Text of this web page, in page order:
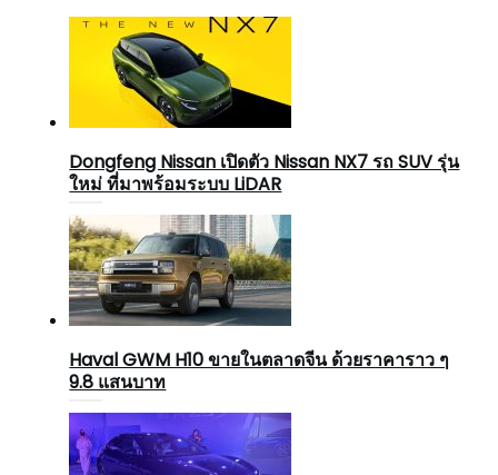
Dongfeng Nissan เปิดตัว Nissan NX7 รถ SUV รุ่น
ใหม่ ที่มาพร้อมระบบ LiDAR
Haval GWM H10 ขายในตลาดจีน ด้วยราคาราว ๆ
9.8 แสนบาท